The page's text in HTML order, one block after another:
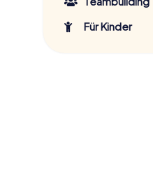
Für Kinder